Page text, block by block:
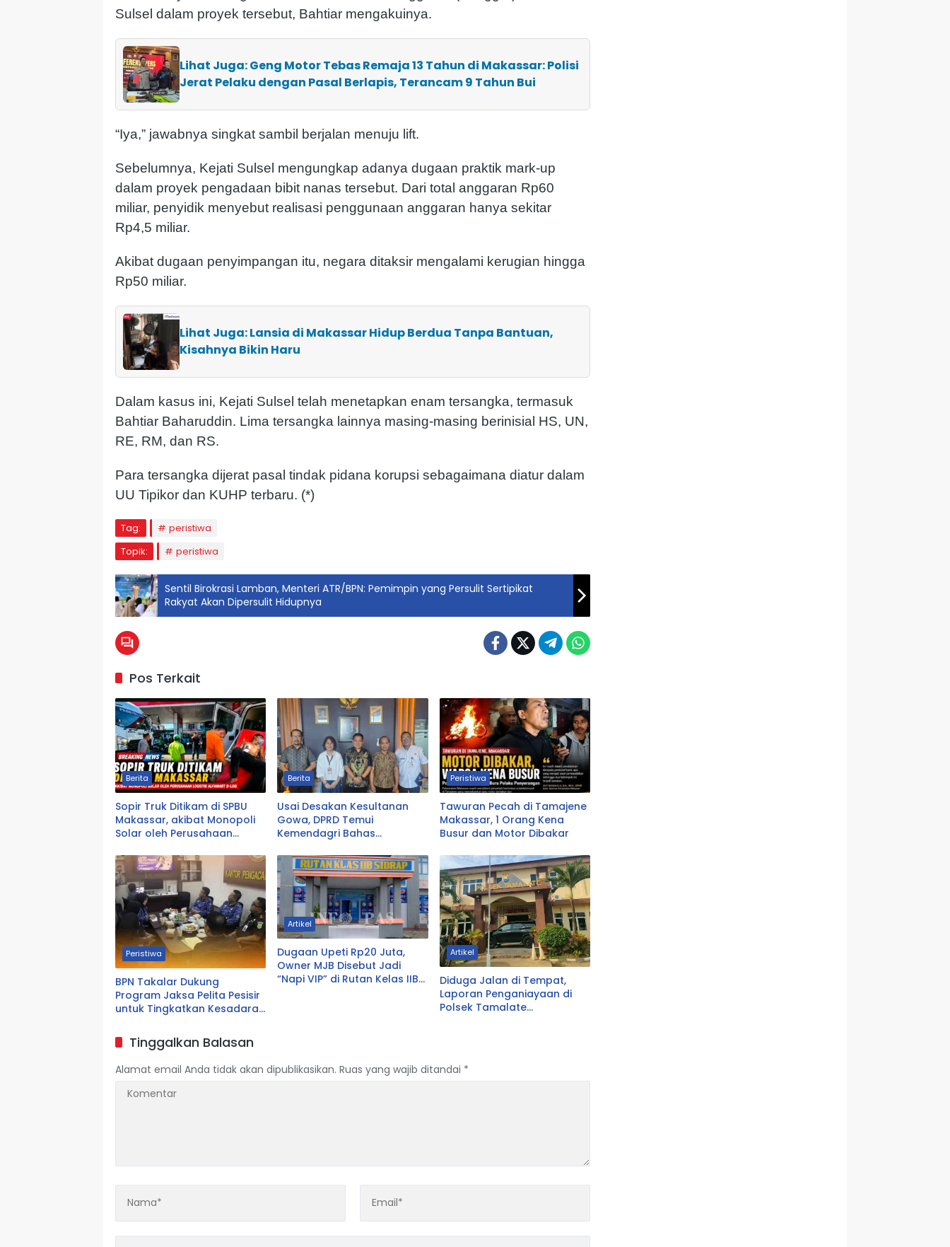
Sulsel dalam proyek tersebut, Bahtiar mengakuinya.
Lihat Juga: Geng Motor Tebas Remaja 13 Tahun di Makassar: Polisi
Jerat Pelaku dengan Pasal Berlapis, Terancam 9 Tahun Bui
“Iya,” jawabnya singkat sambil berjalan menuju lift.
Sebelumnya, Kejati Sulsel mengungkap adanya dugaan praktik mark-up
dalam proyek pengadaan bibit nanas tersebut. Dari total anggaran Rp60
miliar, penyidik menyebut realisasi penggunaan anggaran hanya sekitar
Rp4,5 miliar.
Akibat dugaan penyimpangan itu, negara ditaksir mengalami kerugian hingga
Rp50 miliar.
Lihat Juga: Lansia di Makassar Hidup Berdua Tanpa Bantuan,
Kisahnya Bikin Haru
Dalam kasus ini, Kejati Sulsel telah menetapkan enam tersangka, termasuk
Bahtiar Baharuddin. Lima tersangka lainnya masing-masing berinisial HS, UN,
RE, RM, dan RS.
Para tersangka dijerat pasal tindak pidana korupsi sebagaimana diatur dalam
UU Tipikor dan KUHP terbaru. (*)
Tag:
peristiwa
Topik:
peristiwa
Sentil Birokrasi Lamban, Menteri ATR/BPN: Pemimpin yang Persulit Sertipikat
Rakyat Akan Dipersulit Hidupnya
Pos Terkait
Berita
Sopir Truk Ditikam di SPBU
Makassar, akibat Monopoli
Solar oleh Perusahaan
Berita
Usai Desakan Kesultanan
Gowa, DPRD Temui
Kemendagri Bahas
Peristiwa
Tawuran Pecah di Tamajene
Makassar, 1 Orang Kena
Busur dan Motor Dibakar
Peristiwa
BPN Takalar Dukung
Program Jaksa Pelita Pesisir
untuk Tingkatkan Kesadaran
Artikel
Dugaan Upeti Rp20 Juta,
Owner MJB Disebut Jadi
“Napi VIP” di Rutan Kelas IIB
Artikel
Diduga Jalan di Tempat,
Laporan Penganiayaan di
Polsek Tamalate
Tinggalkan Balasan
Alamat email Anda tidak akan dipublikasikan. Ruas yang wajib ditandai *